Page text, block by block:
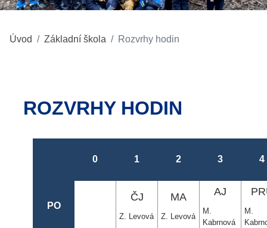
Úvod Základní škola Rozvrhy hodin
ROZVRHY HODIN
0 1 2 3 4
PO
ČJ
Z. Levová
MA
Z. Levová
AJ
M.
Kabrnová
M.